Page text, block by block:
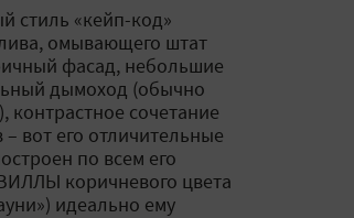
стиль «кейп-код»
омывающего штат
фасад, небольшие
дымоход (обычно
контрастное сочетание
вот его отличительные
по всем его
коричневого цвета
идеально ему